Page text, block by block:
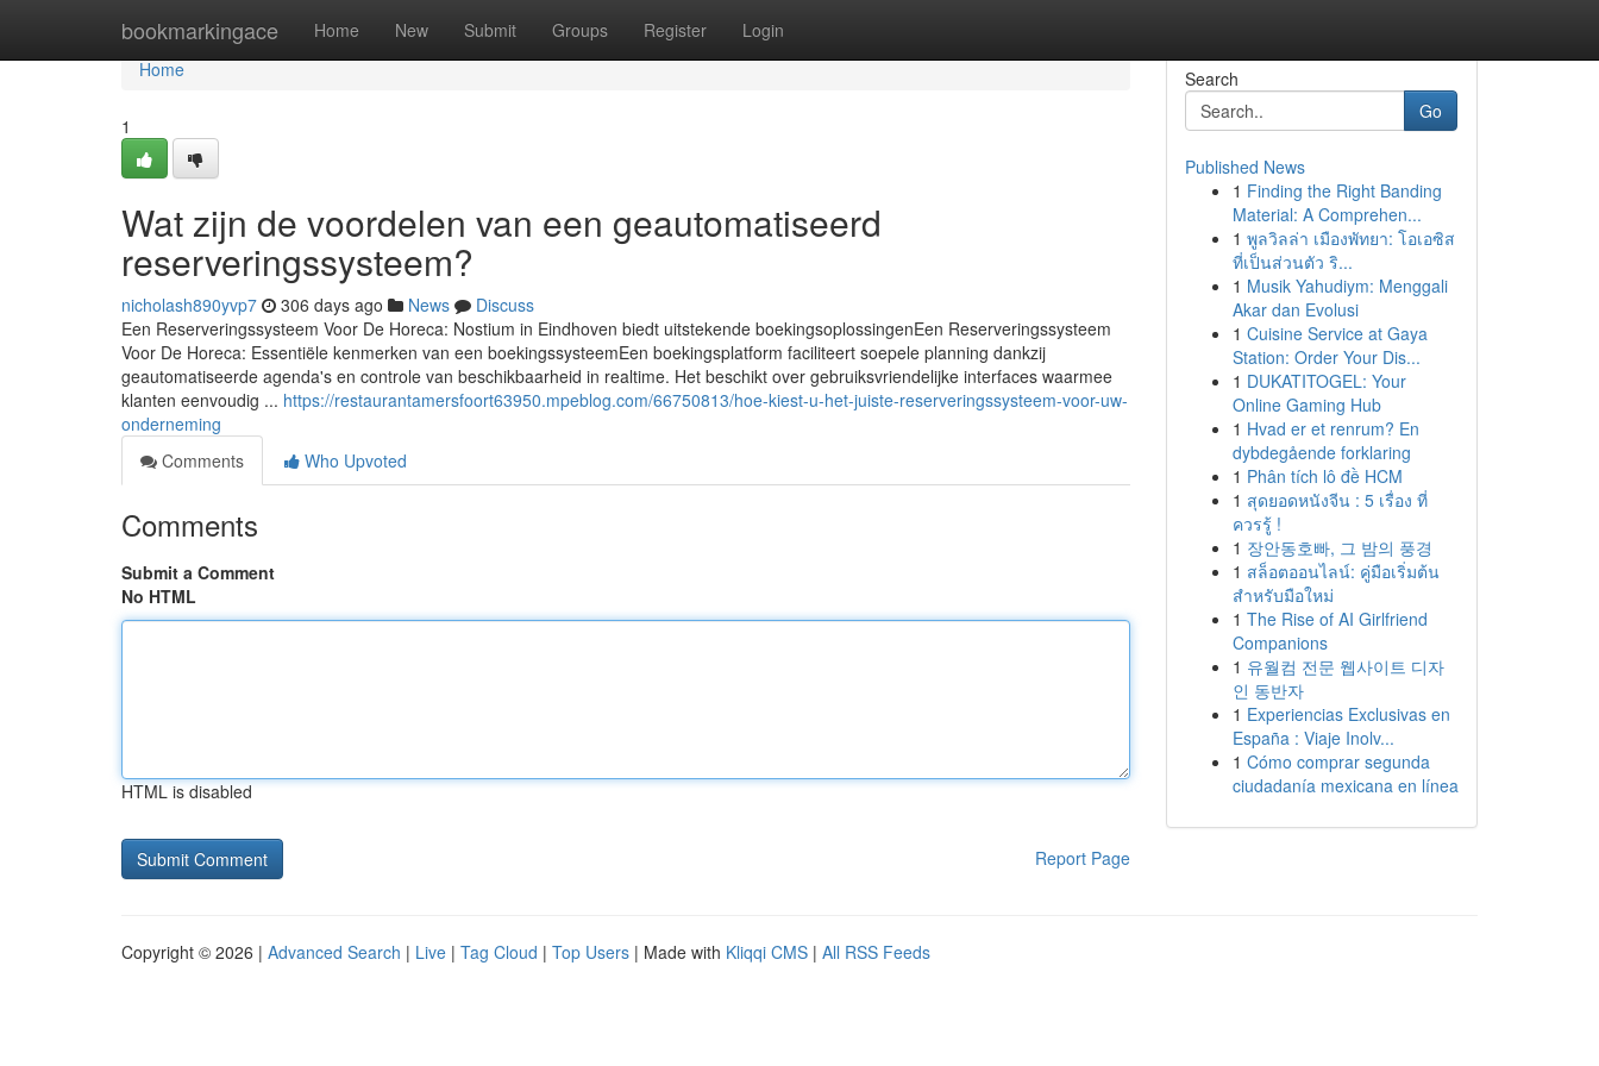
bookmarkingace Home New Submit Groups Register Login
Home
Home
1
Wat zijn de voordelen van een geautomatiseerd
reserveringssysteem?
nicholash890yvp7 306 days ago News
Discuss
Een Reserveringssysteem Voor De Horeca: Nostium in Eindhoven biedt uitstekende boekingsoplossingenEen Reserveringssysteem
Voor De Horeca: Essentiële kenmerken van een boekingssysteemEen boekingsplatform faciliteert soepele planning dankzij
geautomatiseerde agenda's en controle van beschikbaarheid in realtime. Het beschikt over gebruiksvriendelijke interfaces waarmee
klanten eenvoudig ... https://restaurantamersfoort63950.mpeblog.com/66750813/hoe-kiest-u-het-juiste-reserveringssysteem-voor-uw-
onderneming
Comments
Who Upvoted
Comments
Submit a Comment
No HTML
HTML is disabled
Report Page
Search
Go
Published News
1 Finding the Right Banding
Material: A Comprehen...
1 พูลวิลล่า เมืองพัทยา: โอเอซิส
ที่เป็นส่วนตัว ริ...
1 Musik Yahudiym: Menggali
Akar dan Evolusi
1 Cuisine Service at Gaya
Station: Order Your Dis...
1 DUKATITOGEL: Your
Online Gaming Hub
1 Hvad er et renrum? En
dybdegående forklaring
1 Phân tích lô đề HCM
1 สุดยอดหนังจีน : 5 เรื่อง ที่
ควรรู้ !
1 장안동호빠, 그 밤의 풍경
1 สล็อตออนไลน์: คู่มือเริ่มต้น
สำหรับมือใหม่
1 The Rise of AI Girlfriend
Companions
1 유월컴 전문 웹사이트 디자
인 동반자
1 Experiencias Exclusivas en
España : Viaje Inolv...
1 Cómo comprar segunda
ciudadanía mexicana en línea
Copyright © 2026 | Advanced Search | Live | Tag Cloud | Top Users | Made with Kliqqi CMS | All RSS Feeds